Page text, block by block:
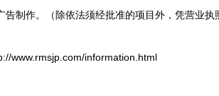
告制作。（除依法须经批准的项目外，凭营业执
www.rmsjp.com/information.html